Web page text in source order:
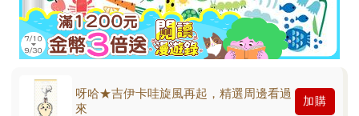
呀哈★吉伊卡哇旋風再起，精選周邊看過
來
加購